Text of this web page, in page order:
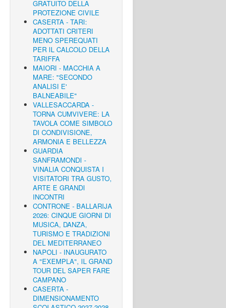
GRATUITO DELLA
PROTEZIONE CIVILE
CASERTA - TARI:
ADOTTATI CRITERI
MENO SPEREQUATI
PER IL CALCOLO DELLA
TARIFFA
MAIORI - MACCHIA A
MARE: "SECONDO
ANALISI E'
BALNEABILE"
VALLESACCARDA -
TORNA CUMVIVERE: LA
TAVOLA COME SIMBOLO
DI CONDIVISIONE,
ARMONIA E BELLEZZA
GUARDIA
SANFRAMONDI -
VINALIA CONQUISTA I
VISITATORI TRA GUSTO,
ARTE E GRANDI
INCONTRI
CONTRONE - BALLARIJA
2026: CINQUE GIORNI DI
MUSICA, DANZA,
TURISMO E TRADIZIONI
DEL MEDITERRANEO
NAPOLI - INAUGURATO
A "EXEMPLA", IL GRAND
TOUR DEL SAPER FARE
CAMPANO
CASERTA -
DIMENSIONAMENTO